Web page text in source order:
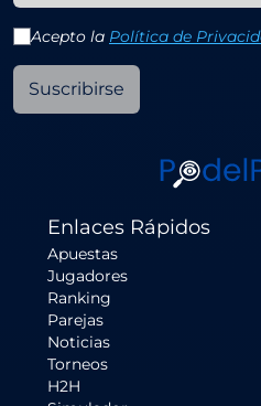
Acepto la Política de
Suscribirse
Enlaces Rápidos
Apuestas
Jugadores
Ranking
Parejas
Noticias
Torneos
H2H